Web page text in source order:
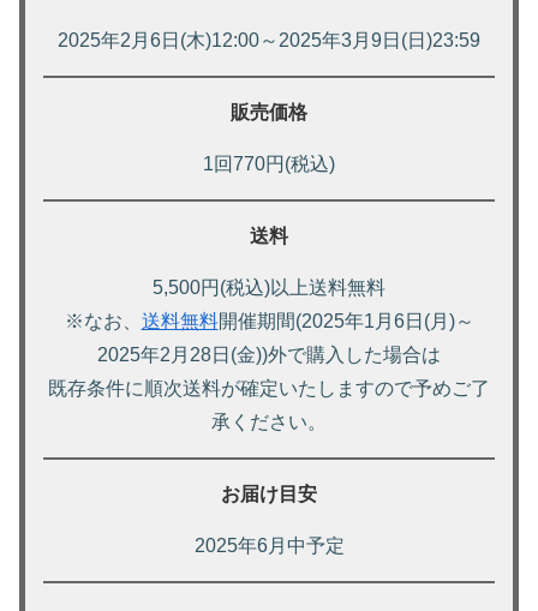
2025年2月6日(木)12:00～2025年3月9日(日)23:59
販売価格
1回770円(税込)
送料
5,500円(税込)以上送料無料
※なお、 送料無料開催期間(2025年1月6日(月)～
2025年2月28日(金))外で購入した場合は
既存条件に順次送料が確定いたしますので予めご了
承ください。
お届け目安
2025年6月中予定